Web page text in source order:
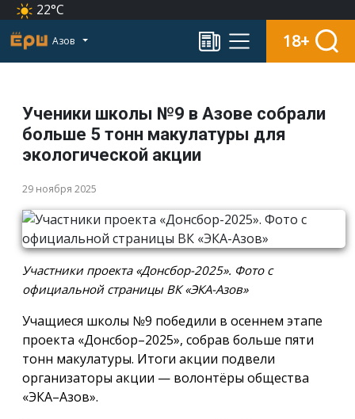
22°C
Азов 18+
Ученики школы №9 в Азове собрали
больше 5 тонн макулатуры для
экологической акции
29 ноября 2025
Участники проекта «Донсбор-2025». Фото с
официальной страницы ВК «ЭКА-Азов»
Учащиеся школы №9 победили в осеннем этапе
проекта «Донсбор–2025», собрав больше пяти
тонн макулатуры. Итоги акции подвели
организаторы акции — волонтёры общества
«ЭКА–Азов».